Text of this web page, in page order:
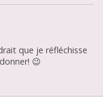
que je réfléchisse
😉